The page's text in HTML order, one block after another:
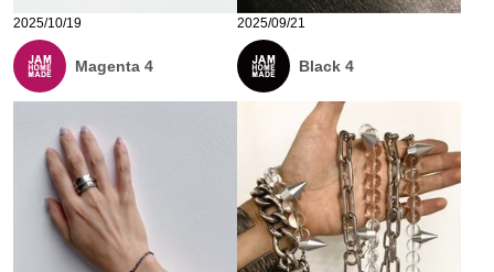
2025/10/19
Magenta 4
2025/09/21
Black 4